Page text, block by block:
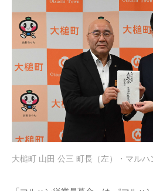
大槌町 山田 公三 町長（左）・マルハ